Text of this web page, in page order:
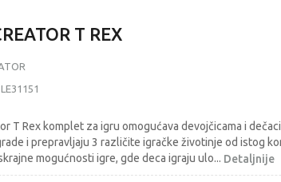
T REX
LE31151
T Rex komplet za igru omogućava devojčicama i
i prepravljaju 3 različite igračke životinje od istog
mogućnosti igre, gde deca igraju ulo... Detaljnije